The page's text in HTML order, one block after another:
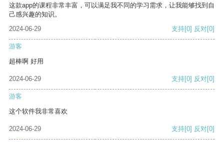
这款app的课程非常丰富，可以满足我不同的学习需求，让我能够找到自
己感兴趣的知识。
2024-06-29
支持[0] 反对[0]
游客
超棒啊 好用
2024-06-29 支持[0] 反对[0]
游客
这个软件我非常喜欢
2024-06-29 支持[0] 反对[0]